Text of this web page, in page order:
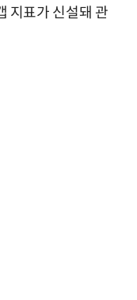
지표가 신설돼 관